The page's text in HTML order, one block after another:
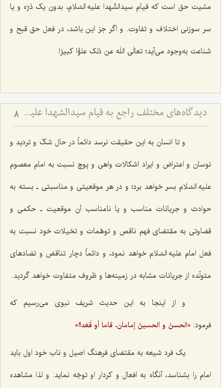
مشیت حق است که قیام سیدالشّهدا علیه السّلام، بدون یک ذرّه و یا
سر سوزنی اختلاف و تفاوت. و اگر جز این باشد، در فعل حق قبح و
شناعت به‌وجود می‌آید؛ تعالَی اللَه عن ذلک علوًّا کبیرًا.
دیدگاه‌های مختلف راجع به قیام سیدالشهدا علیه السلام - بررسی اجمالی هدف قیام امام حسین علیه‌السلام 8
و تا انسان به این حقیقت نرسد دائماً در حال شکّ و تردید و
نوسان و اعتراض و ایراد اشکالات واهی و پوچ نسبت به امام معصوم
علیه السّلام بسر خواهد برد؛ و در هر موقعیتی و مناسبتی ـ بسته به
حوادث و جریانات مناسب و یا نامناسب آن موقعیت ـ حکمی و
قضاوتی به مقتضای فهم ناقص و توهّمات و تخیلات خود نسبت به
فعل امام علیه السّلام خواهد نمود، و دائماً دچار تناقض و تضادهای
متولّده از جریانات مشابه در زمینه‌ها و ظروف متفاوت خواهد گردید.
و از اینجا به این حدیث شریف نبوی می‌رسیم که
فرمود: «الحسنُ و الحسینُ إمامان، قاما أو قَعَدا!»
یک فرد شیعه به مقتضای فرهنگ اصیل و ناب خود اول باید
امام را بشناسد، آنگاه به افعال و کردار او توجّه نماید. و لذا مشاهده